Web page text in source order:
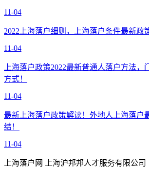
11-04
2022上海落户细则，上海落户条件最新政
11-04
上海落户政策2022最新普通人落户方法，
方式！
11-04
最新上海落户政策解读！外地人上海落户
结！
11-04
上海落户网 上海沪邦邦人才服务有限公司